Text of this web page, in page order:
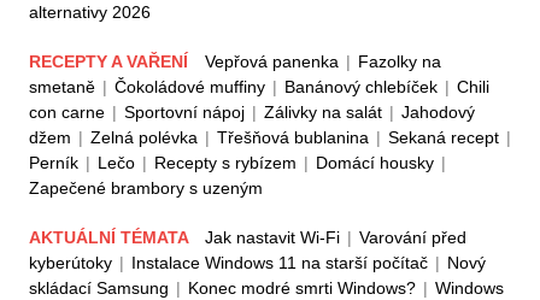
alternativy 2026
RECEPTY A VAŘENÍ Vepřová panenka | Fazolky na
smetaně | Čokoládové muffiny | Banánový chlebíček | Chili
con carne | Sportovní nápoj | Zálivky na salát | Jahodový
džem | Zelná polévka | Třešňová bublanina | Sekaná recept |
Perník | Lečo | Recepty s rybízem | Domácí housky |
Zapečené brambory s uzeným
AKTUÁLNÍ TÉMATA Jak nastavit Wi-Fi | Varování před
kyberútoky | Instalace Windows 11 na starší počítač | Nový
skládací Samsung | Konec modré smrti Windows? | Windows